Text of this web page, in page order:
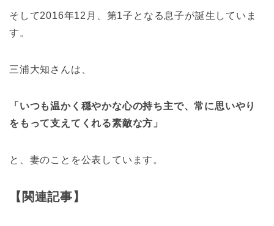
そして2016年12月、第1子となる息子が誕生していま
す。
三浦大知さんは、
「いつも温かく穏やかな心の持ち主で、常に思いやり
をもって支えてくれる素敵な方」
と、妻のことを公表しています。
【関連記事】